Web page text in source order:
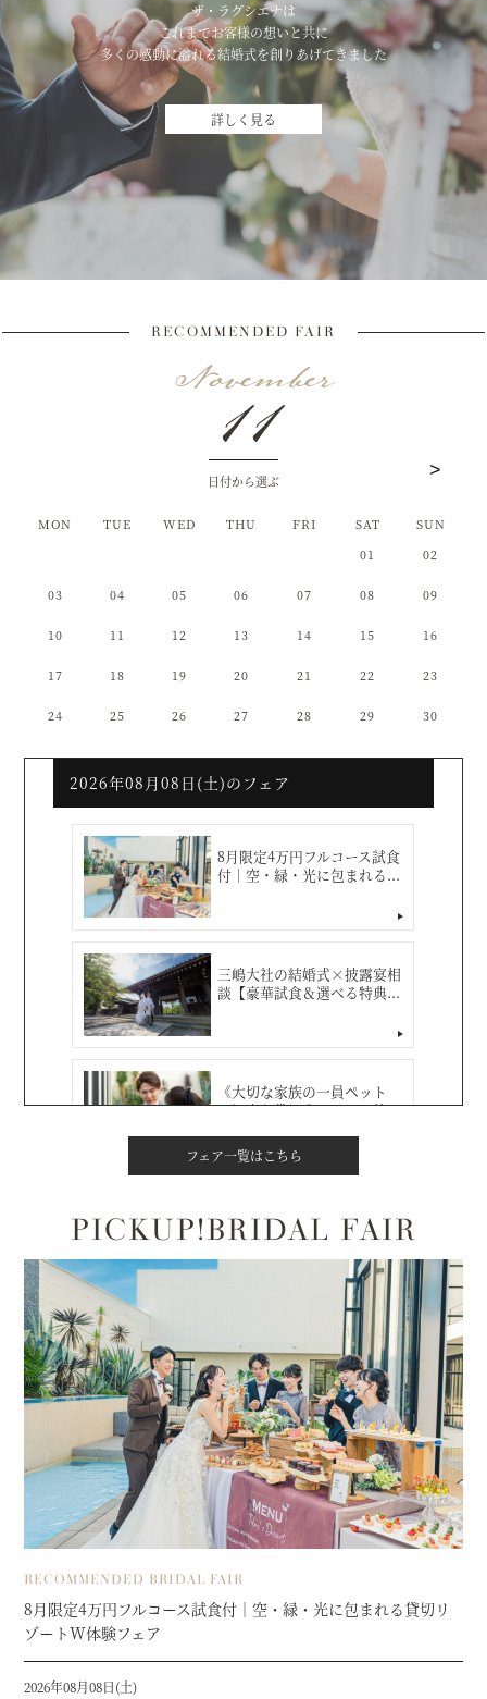
ザ・ラグシエナは
これまでお客様の想いと共に
多くの感動に溢れる結婚式を創りあげてきました
詳しく見る
RECOMMENDED FAIR
11
日付から選ぶ
MON TUE WED THU FRI SAT
SUN
01
02
03 04 05 06 07 08 09
10 11 12 13 14 15 16
17 18 19 20 21 22 23
24 25 26 27 28 29 30
MON TUE WED THU FRI SAT
SUN
06 07
08 09 10 11 12 13 14
15 16 17 18 19 20 21
22 23 24 25 26 27 28
29 30 31
MON TUE WED THU FRI SAT
SUN
03 04
05 06 07 08 09 10 11
12 13 14 15 16 17 18
19 20 21 22 23 24 25
26 27 28 29 30 31
フェア一覧はこちら
PICKUP!BRIDAL FAIR
RECOMMENDED BRIDAL FAIR
8月限定4万円フルコース試食付｜空・緑・光に包まれる貸切リ
ゾートW体験フェア
2026年08月08日(土)